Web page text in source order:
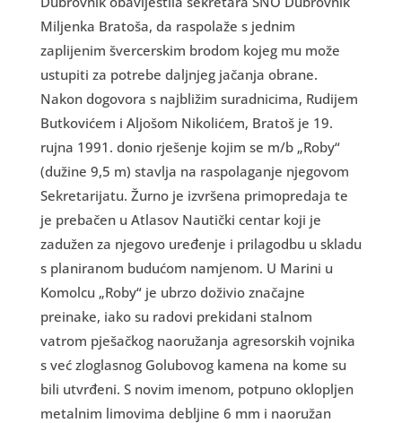
Miljenka Bratoša, da raspolaže s jednim
zaplijenim švercerskim brodom kojeg mu može
ustupiti za potrebe daljnjeg jačanja obrane.
Nakon dogovora s najbližim suradnicima, Rudijem
Butkovićem i Aljošom Nikolićem, Bratoš je 19.
rujna 1991. donio rješenje kojim se m/b „Roby“
(dužine 9,5 m) stavlja na raspolaganje njegovom
Sekretarijatu. Žurno je izvršena primopredaja te
je prebačen u Atlasov Nautički centar koji je
zadužen za njegovo uređenje i prilagodbu u skladu
s planiranom budućom namjenom. U Marini u
Komolcu „Roby“ je ubrzo doživio značajne
preinake, iako su radovi prekidani stalnom
vatrom pješačkog naoružanja agresorskih vojnika
s već zloglasnog Golubovog kamena na kome su
bili utvrđeni. S novim imenom, potpuno oklopljen
metalnim limovima debljine 6 mm i naoružan